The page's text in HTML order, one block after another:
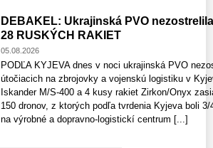
DEBAKEL: Ukrajinská PVO
28 RUSKÝCH RAKIET
05.08.2026
PODĽA KYJEVA dnes v noci ukrajinská PVO
útočiacich na zbrojovky a vojenskú logistiku v
Iskander M/S-400 a 4 kusy rakiet Zirkon/Onyx
150 dronov, z ktorých podľa tvrdenia Kyjeva boli
na výrobné a dopravno-logistickí centrum [...]